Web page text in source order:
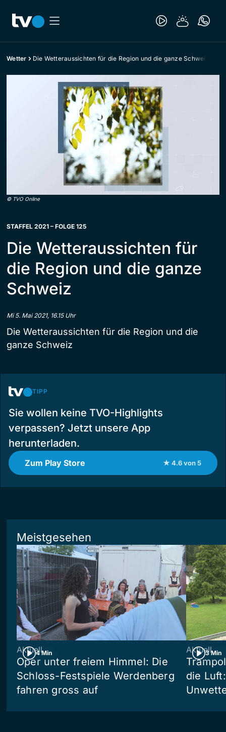
Wetter Die Wetteraussichten für die Region und die ganze Schweiz
© TVO Online
STAFFEL 2021 – FOLGE 125
Die Wetteraussichten für
die Region und die ganze
Schweiz
Mi 5. Mai 2021, 16.15 Uhr
Die Wetteraussichten für die Region und die
ganze Schweiz
TIPP
Sie wollen keine TVO-Highlights
verpassen? Jetzt unsere App
herunterladen.
Zum Play Store ★ 4.6 von 5
Meistgesehen
4 Min
Aktuell
Oper unter freiem Himmel: Die
Schloss-Festspiele Werdenberg
fahren gross auf
3 Min
Aktuell
die